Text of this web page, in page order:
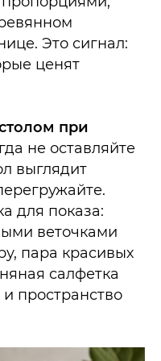
Это сигнал:
ценят
при
не оставляйте
выглядит
для показа:
веточками
пара красивых
салфетка
пространство